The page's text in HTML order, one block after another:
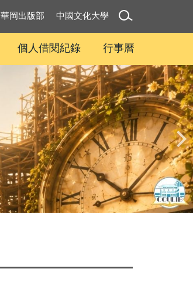
華岡出版部 中國文化大學
個人借閱紀錄 行事曆